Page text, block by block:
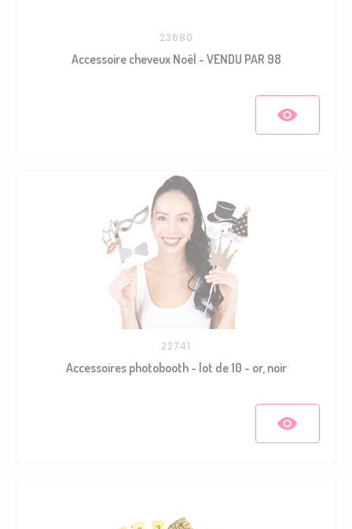
23680
Accessoire cheveux Noël - VENDU PAR 98
22741
Accessoires photobooth - lot de 10 - or, noir